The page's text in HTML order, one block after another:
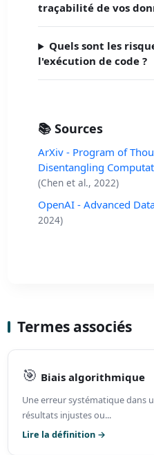
traçabilité de vos
Quels sont les
l'exécution de code ?
📚 Sources
ArXiv - Program of
Disentangling
(Chen et al., 2022)
OpenAI - Advanced
2024)
Termes associés
🎯 Biais algorithmique
Une erreur systématique dans
résultats injustes ou...
Lire la définition →